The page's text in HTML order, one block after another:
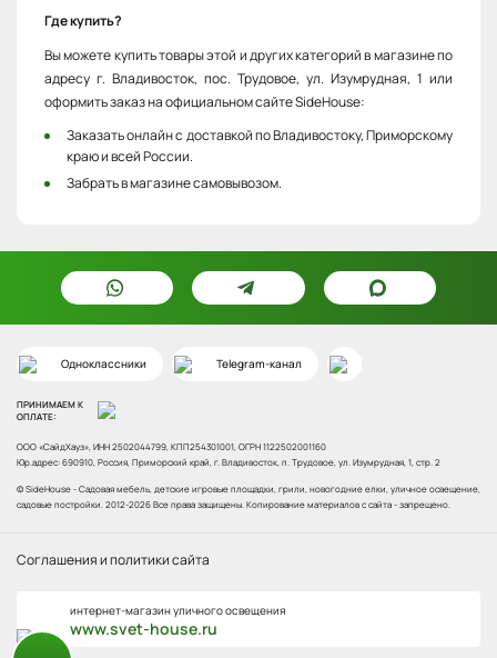
Где купить?
Вы можете купить товары этой и других категорий в магазине по
адресу г. Владивосток, пос. Трудовое, ул. Изумрудная, 1 или
оформить заказ на официальном сайте SideHouse:
Заказать онлайн с доставкой по Владивостоку, Приморскому
краю и всей России.
Забрать в магазине самовывозом.
Одноклассники Telegram-канал
ПРИНИМАЕМ К
ОПЛАТЕ:
ООО «СайдХауз», ИНН 2502044799, КПП254301001, ОГРН 1122502001160
Юр.адрес: 690910, Россия, Приморский край, г. Владивосток, п. Трудовое, ул. Изумрудная, 1, стр. 2
© SideHouse - Садовая мебель, детские игровые площадки, грили, новогодние елки, уличное освещение,
садовые постройки.2012-2026 Все права защищены. Копирование материалов с сайта - запрещено.
Соглашения и политики сайта
интернет-магазин уличного освещения
www.svet-house.ru